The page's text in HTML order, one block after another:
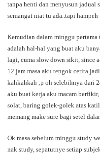
tanpa henti dan menyusun
semangat niat tu ada..tapi hampeh
Kemudian dalam minggu
adalah hal-hal yang buat aku
lagi, cuma slow down sikit, since
12 jam masa aku tengok cerita
kahkahkah ;p oh selebihnya dari
aku buat kerja aku macam
solat, baring golek-golek atas
memang make sure bagi setel
Ok masa sebelum minggu study
nak study, sepatutnye setiap